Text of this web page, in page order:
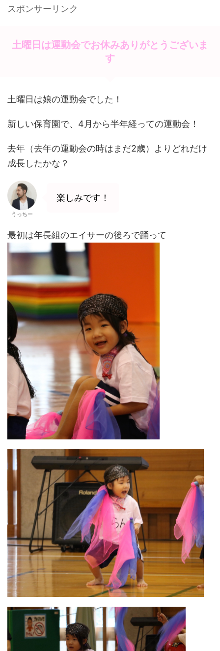
c
b
k
e itt
st
スポンサーリンク
土曜日は運動会でお休みありがとうございま
す
土曜日は娘の運動会でした！
新しい保育園で、4月から半年経っての運動会！
去年（去年の運動会の時はまだ2歳）よりどれだけ
成長したかな？
うっちー
楽しみです！
最初は年長組のエイサーの後ろで踊って